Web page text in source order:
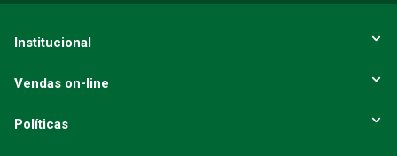
ENVIAR AVALIAÇÃO
Institucional
Vendas on-line
Políticas